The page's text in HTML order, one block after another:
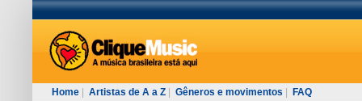
Home Artistas de A a Z Gêneros e movimentos FAQ